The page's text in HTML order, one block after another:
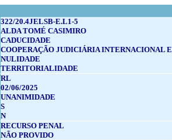
322/20.4JELSB-E.L1-5
ALDA TOMÉ CASIMIRO
CADUCIDADE
COOPERAÇÃO JUDICIÁRIA INTERNACIONAL
NULIDADE
TERRITORIALIDADE
RL
02/06/2025
UNANIMIDADE
S
N
RECURSO PENAL
NÃO PROVIDO